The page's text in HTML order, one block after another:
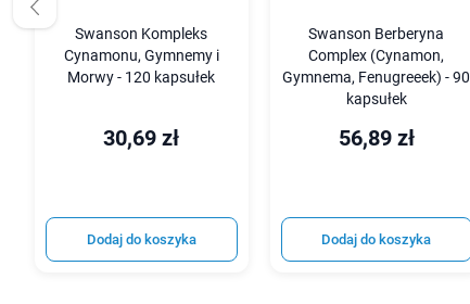
Swanson Kompleks
Cynamonu, Gymnemy i
Morwy - 120 kapsułek
30,69 zł
Dodaj do koszyka
Swanson Berberyna
Complex (Cynamon,
Gymnema, Fenugreeek) - 90
kapsułek
56,89 zł
Dodaj do koszyka